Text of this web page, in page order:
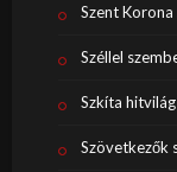
Szent
Széllel
Szkíta hitvilág
Szövetkezők